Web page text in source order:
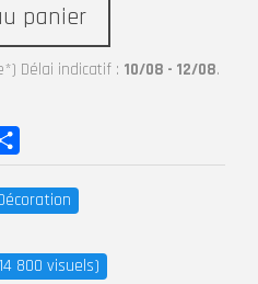
panier
Délai indicatif : 10/08 - 12/08.
800 visuels)